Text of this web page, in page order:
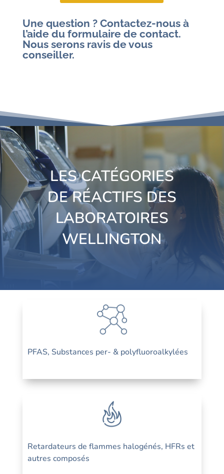
Une question ? Contactez-nous à
l’aide du formulaire de contact.
Nous serons ravis de vous
conseiller.
LES CATÉGORIES
DE RÉACTIFS DES
LABORATOIRES
WELLINGTON
PFAS, Substances per- & polyfluoroalkylées
Retardateurs de flammes halogénés, HFRs et
autres composés